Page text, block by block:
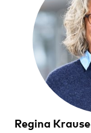
Regina